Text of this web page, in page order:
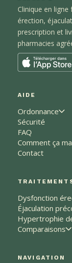
Clinique en
érection,
prescription et
pharmacies
AIDE
Ordonnance
Sécurité
FAQ
Comment ça
Contact
Dysfonction
Éjaculation
Hypertrophie
Comparaisons
NAVIGATION